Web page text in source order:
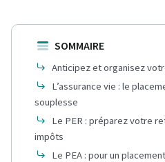
SOMMAIRE
Anticipez et organisez
L’assurance vie : le
souplesse
Le PER : préparez votre
impôts
Le PEA : pour un